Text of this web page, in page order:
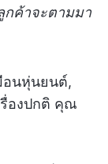
กค้าจะตามมา
อนหุ่นยนต์,
องปกติ คุณ